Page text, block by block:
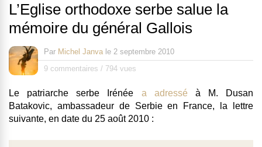
L’Eglise orthodoxe serbe salue la
mémoire du général Gallois
Par Michel Janva le 2 septembre 2010
9 commentaires / 794 vues
Le patriarche serbe Irénée a adressé à M. Dusan
Batakovic, ambassadeur de Serbie en France, la lettre
suivante, en date du 25 août 2010 :